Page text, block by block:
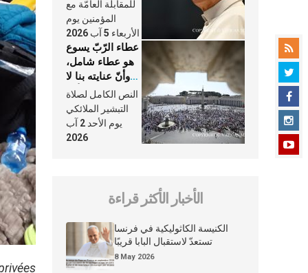
الكنيسة
للمقابلة العامّة مع
المؤمنين يوم
الأربعاء 5 آب 2026
عطاء الرّبّ يسوع
هو عطاء شامل،
وأنّ عنايته بنا لا
تغيب عنّا أبدًا
النص الكامل لصلاة
التبشير الملائكي
يوم الأحد 2 آب
2026
الأخبار الأكثر قراءة
الكنيسة الكاثوليكية في فرنسا
تستعدّ لاستقبال البابا قريبًا
8 May 2026